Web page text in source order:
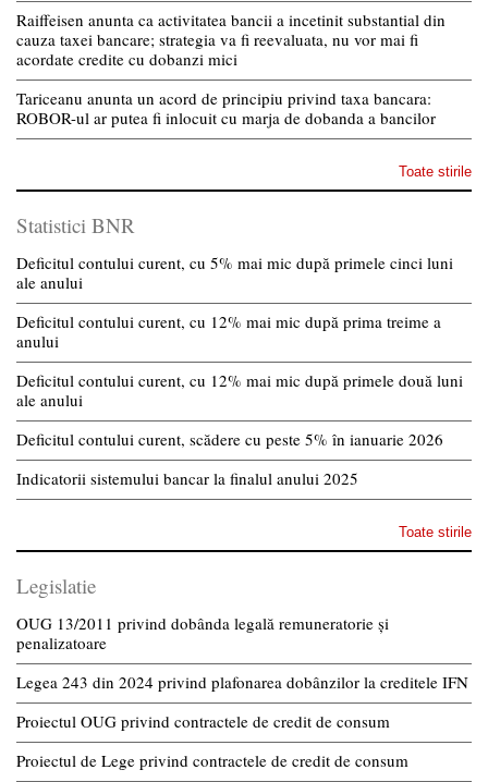
Raiffeisen anunta ca activitatea bancii a incetinit substantial din
cauza taxei bancare; strategia va fi reevaluata, nu vor mai fi
acordate credite cu dobanzi mici
Tariceanu anunta un acord de principiu privind taxa bancara:
ROBOR-ul ar putea fi inlocuit cu marja de dobanda a bancilor
Toate stirile
Statistici BNR
Deficitul contului curent, cu 5% mai mic după primele cinci luni
ale anului
Deficitul contului curent, cu 12% mai mic după prima treime a
anului
Deficitul contului curent, cu 12% mai mic după primele două luni
ale anului
Deficitul contului curent, scădere cu peste 5% în ianuarie 2026
Indicatorii sistemului bancar la finalul anului 2025
Toate stirile
Legislatie
OUG 13/2011 privind dobânda legală remuneratorie și
penalizatoare
Legea 243 din 2024 privind plafonarea dobânzilor la creditele IFN
Proiectul OUG privind contractele de credit de consum
Proiectul de Lege privind contractele de credit de consum